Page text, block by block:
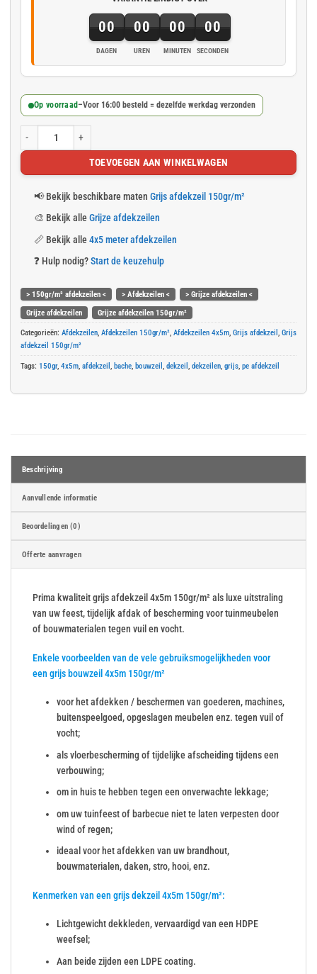
00
DAGEN
00
UREN
00
MINUTEN
00
SECONDEN
Op voorraad –Voor 16:00 besteld = dezelfde werkdag verzonden
Grijs afdekzeil 4x5m 150gr/m² aantal
TOEVOEGEN AAN WINKELWAGEN
📢 Bekijk beschikbare maten Grijs afdekzeil 150gr/m²
🎨 Bekijk alleGrijze afdekzeilen
📏 Bekijk alle 4x5 meter afdekzeilen
❓ Hulp nodig? Start de keuzehulp
> 150gr/m² afdekzeilen < > Afdekzeilen <
> Grijze afdekzeilen <
Grijze afdekzeilen
Grijze afdekzeilen 150gr/m²
Categorieën: Afdekzeilen, Afdekzeilen 150gr/m², Afdekzeilen 4x5m, Grijs afdekzeil , Grijs
afdekzeil 150gr/m²
Tags: 150gr, 4x5m, afdekzeil , bache, bouwzeil , dekzeil , dekzeilen, grijs, pe afdekzeil
Beschrijving
Aanvullende informatie
Beoordelingen (0)
Offerte aanvragen
Prima kwaliteit grijs afdekzeil 4x5m 150gr/m² als luxe uitstraling
van uw feest, tijdelijk afdak of bescherming voor tuinmeubelen
of bouwmaterialen tegen vuil en vocht.
Enkele voorbeelden van de vele gebruiksmogelijkheden voor
een grijs bouwzeil 4x5m 150gr/m²
voor het afdekken / beschermen van goederen, machines,
buitenspeelgoed, opgeslagen meubelen enz. tegen vuil of
vocht;
als vloerbescherming of tijdelijke afscheiding tijdens een
verbouwing;
om in huis te hebben tegen een onverwachte lekkage;
om uw tuinfeest of barbecue niet te laten verpesten door
wind of regen;
ideaal voor het afdekken van uw brandhout,
bouwmaterialen, daken, stro, hooi, enz.
Kenmerken van een grijs dekzeil 4x5m 150gr/m²:
Lichtgewicht dekkleden, vervaardigd van een HDPE
weefsel;
Aan beide zijden een LDPE coating.